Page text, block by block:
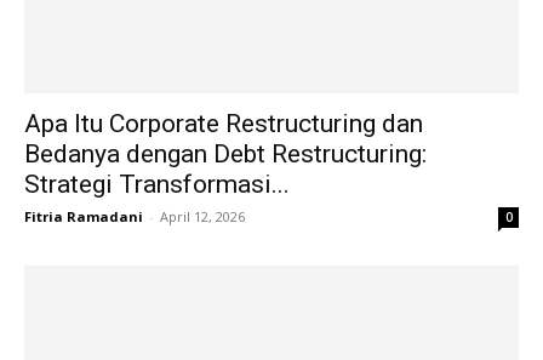
Apa Itu Corporate Restructuring dan
Bedanya dengan Debt Restructuring:
Strategi Transformasi...
Fitria Ramadani - April 12, 2026 0